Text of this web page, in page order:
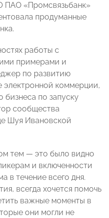
ПАО «Промсвязьбанк»
продуманные
работы с
примерами и
по развитию
электронной коммерции,
бизнеса по запуску
сообщества
Шуя Ивановской
тем — это было видно
и включенности
в течение всего дня.
всегда хочется помочь
важные моменты в
они могли не